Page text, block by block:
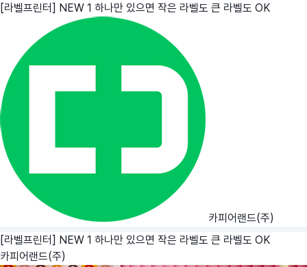
[라벨프린터] NEW 1 하나만 있으면 작은 라벨도 큰 라벨도 OK
카피어랜드(주)
[라벨프린터] NEW 1 하나만 있으면 작은 라벨도 큰 라벨도 OK
카피어랜드(주)